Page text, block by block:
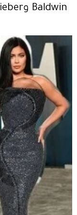
Baldwin وJustin Bieber المثيرة للجدل